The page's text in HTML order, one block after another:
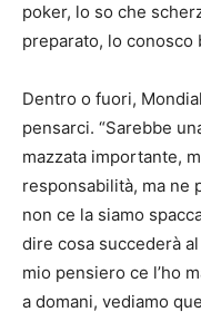
poker, lo so che
preparato, lo conosco
Dentro o fuori,
pensarci. “Sarebbe
mazzata importante,
responsabilità, ma ne
non ce la siamo
dire cosa succederà
mio pensiero ce l’ho
a domani, vediamo